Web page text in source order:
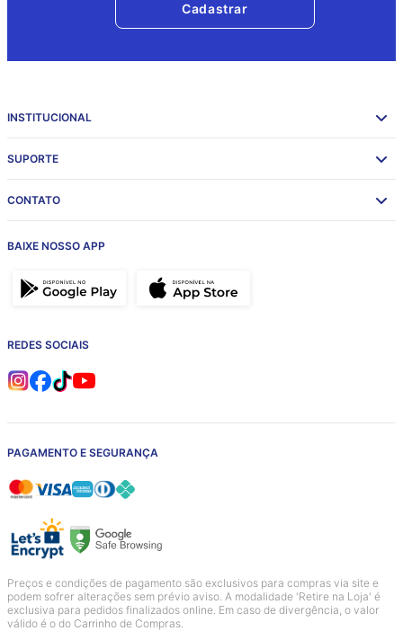
Cadastrar
INSTITUCIONAL
SUPORTE
CONTATO
BAIXE NOSSO APP
REDES SOCIAIS
PAGAMENTO E SEGURANÇA
Preços e condições de pagamento são exclusivos para compras via site e
podem sofrer alterações sem prévio aviso. A modalidade 'Retire na Loja' é
exclusiva para pedidos finalizados online. Em caso de divergência, o valor
válido é o do Carrinho de Compras.